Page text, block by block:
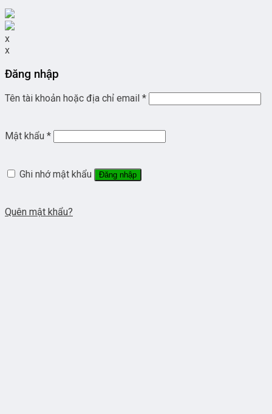
x
x
Đăng nhập
Tên tài khoản hoặc địa chỉ email *
Mật khẩu *
Ghi nhớ mật khẩu Đăng nhập
Quên mật khẩu?